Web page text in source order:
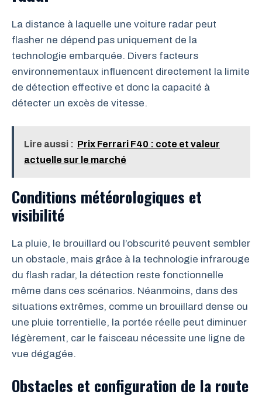
La distance à laquelle une voiture radar peut
flasher ne dépend pas uniquement de la
technologie embarquée. Divers facteurs
environnementaux influencent directement la limite
de détection effective et donc la capacité à
détecter un excès de vitesse.
Lire aussi : Prix Ferrari F40 : cote et valeur
actuelle sur le marché
Conditions météorologiques et
visibilité
La pluie, le brouillard ou l’obscurité peuvent sembler
un obstacle, mais grâce à la technologie infrarouge
du flash radar, la détection reste fonctionnelle
même dans ces scénarios. Néanmoins, dans des
situations extrêmes, comme un brouillard dense ou
une pluie torrentielle, la portée réelle peut diminuer
légèrement, car le faisceau nécessite une ligne de
vue dégagée.
Obstacles et configuration de la route